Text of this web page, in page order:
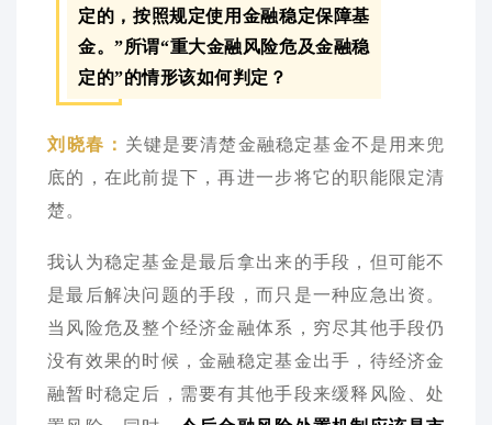
定的，按照规定使用金融稳定保障基
金。”所谓“重大金融风险危及金融稳
定的”的情形该如何判定？
刘晓春： 关键是要清楚金融稳定基金不是用来兜
底的，在此前提下，再进一步将它的职能限定清
楚。
我认为稳定基金是最后拿出来的手段，但可能不
是最后解决问题的手段，而只是一种应急出资。
当风险危及整个经济金融体系，穷尽其他手段仍
没有效果的时候，金融稳定基金出手，待经济金
融暂时稳定后，需要有其他手段来缓释风险、处